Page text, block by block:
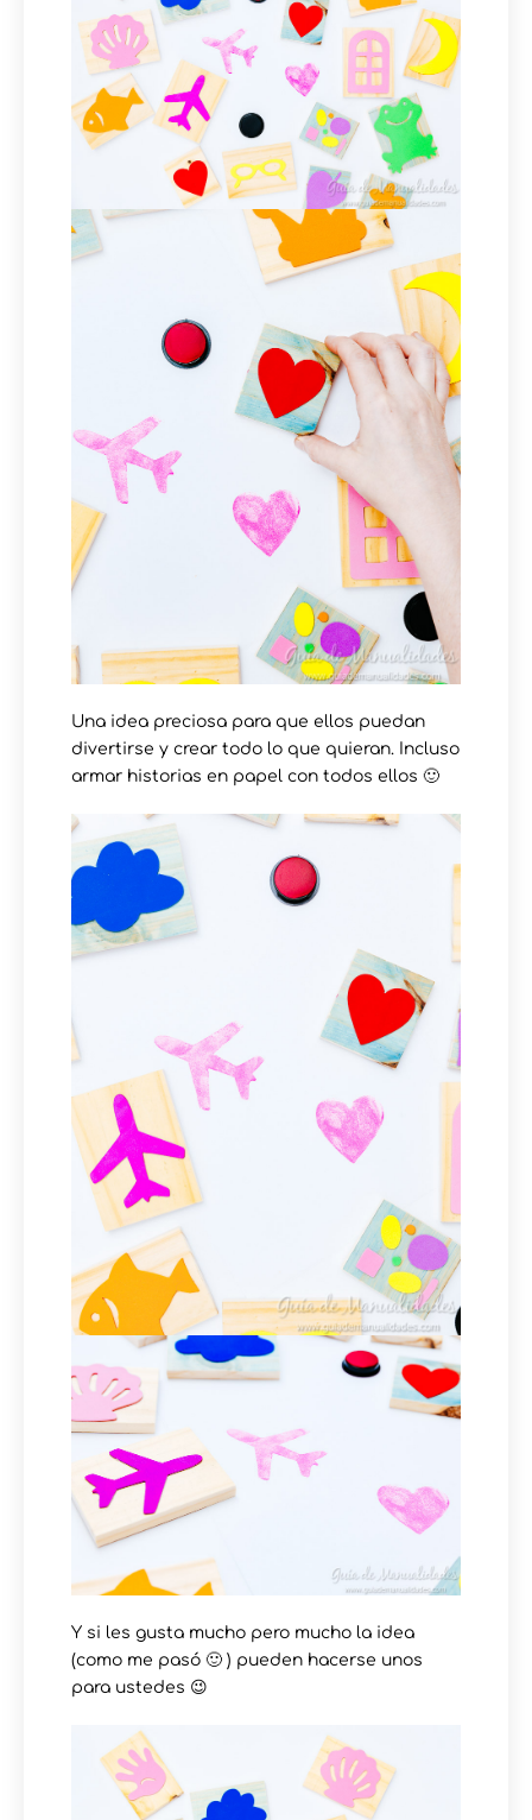
Una idea preciosa para que ellos puedan
divertirse y crear todo lo que quieran. Incluso
armar historias en papel con todos ellos 🙂
Y si les gusta mucho pero mucho la idea
(como me pasó 🙂 ) pueden hacerse unos
para ustedes 😉